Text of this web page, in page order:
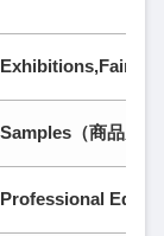
Samples（商品見本
Professional